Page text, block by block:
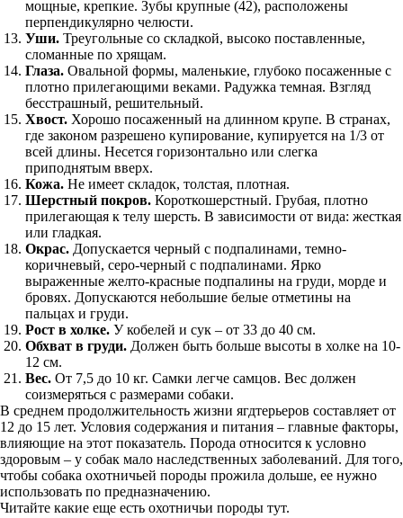
мощные, крепкие. Зубы крупные (42), расположены
перпендикулярно челюсти.
Уши. Треугольные со складкой, высоко поставленные,
сломанные по хрящам.
Глаза. Овальной формы, маленькие, глубоко посаженные с
плотно прилегающими веками. Радужка темная. Взгляд
бесстрашный, решительный.
Хвост. Хорошо посаженный на длинном крупе. В странах,
где законом разрешено купирование, купируется на 1/3 от
всей длины. Несется горизонтально или слегка
приподнятым вверх.
Кожа. Не имеет складок, толстая, плотная.
Шерстный покров. Короткошерстный. Грубая, плотно
прилегающая к телу шерсть. В зависимости от вида: жесткая
или гладкая.
Окрас. Допускается черный с подпалинами, темно-
коричневый, серо-черный с подпалинами. Ярко
выраженные желто-красные подпалины на груди, морде и
бровях. Допускаются небольшие белые отметины на
пальцах и груди.
Рост в холке. У кобелей и сук – от 33 до 40 см.
Обхват в груди. Должен быть больше высоты в холке на 10-
12 см.
Вес. От 7,5 до 10 кг. Самки легче самцов. Вес должен
соизмеряться с размерами собаки.
В среднем продолжительность жизни ягдтерьеров составляет от
12 до 15 лет. Условия содержания и питания – главные факторы,
влияющие на этот показатель. Порода относится к условно
здоровым – у собак мало наследственных заболеваний. Для того,
чтобы собака охотничьей породы прожила дольше, ее нужно
использовать по предназначению.
Читайте какие еще есть охотничьи породы тут.